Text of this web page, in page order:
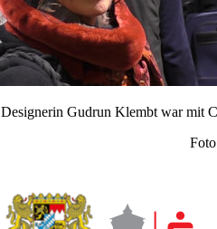
Designerin Gudrun Klembt war mit